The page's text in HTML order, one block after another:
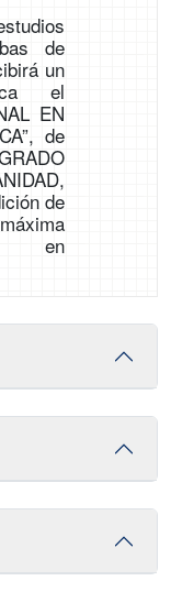
de
un
el
EN
de
de
en